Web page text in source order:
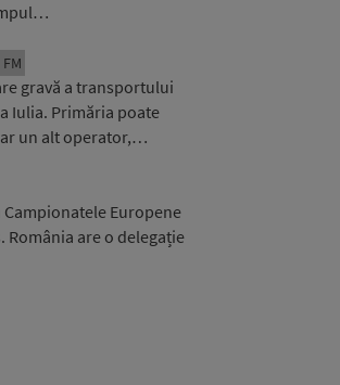
gravă a transportului
Iulia. Primăria poate
un alt operator,…
Campionatele Europene
România are o delegație